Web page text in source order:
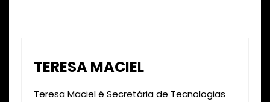
TERESA MACIEL
Teresa Maciel é Secretária de Tecnologias